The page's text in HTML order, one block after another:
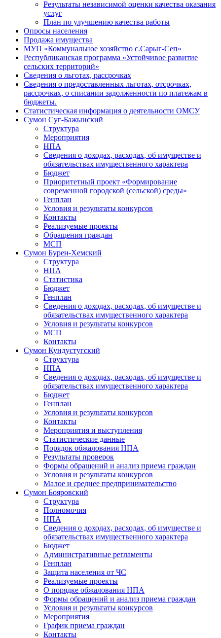
Результаты независимой оценки качества оказания
услуг
План по улучшению качества работы
Опросы населения
Продажа имущества
МУП «Коммунальное хозяйство с.Сарыг-Сеп»
Республиканская программа «Устойчивое развитие
сельских территорий»
Сведения о льготах, рассрочках
Сведения о предоставленных льготах, отсрочках,
рассрочках, о списании задолженности по платежам в
бюджеты.
Статистическая информация о деятельности ОМСУ
Сумон Суг-Бажынский
Структура
Мероприятия
НПА
Сведения о доходах, расходах, об имуществе и
обязательствах имущественного характера
Бюджет
Приоритетный проект «Формирование
современной городской (сельской) среды»
Генплан
Условия и результаты конкурсов
Контакты
Реализуемые проекты
Обращения граждан
МСП
Сумон Бурен-Хемский
Структура
НПА
Статистика
Бюджет
Генплан
Сведения о доходах, расходах, об имуществе и
обязательствах имущественного характера
Условия и результаты конкурсов
МСП
Контакты
Сумон Кундустугский
Структура
НПА
Сведения о доходах, расходах, об имуществе и
обязательствах имущественного характера
Бюджет
Генплан
Условия и результаты конкурсов
Контакты
Мероприятия и выступления
Статистические данные
Порядок обжалования НПА
Результаты проверок
Формы обращений и анализ приема граждан
Условия и результаты конкурсов
Малое и среднее предпринимательство
Сумон Бояровский
Структура
Полномочия
НПА
Сведения о доходах, расходах, об имуществе и
обязательствах имущественного характера
Бюджет
Административные регламенты
Генплан
Защита населения от ЧС
Реализуемые проекты
О порядке обжалования НПА
Формы обращений и анализ приема граждан
Условия и результаты конкурсов
Мероприятия
График приема граждан
Контакты